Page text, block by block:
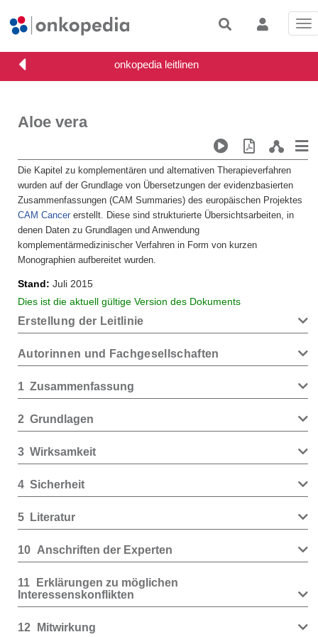
Aloe vera
Die Kapitel zu komplementären und alternativen Therapieverfahren
wurden auf der Grundlage von Übersetzungen der evidenzbasierten
Zusammenfassungen (CAM Summaries) des europäischen Projektes
CAM Cancer erstellt. Diese sind strukturierte Übersichtsarbeiten, in
denen Daten zu Grundlagen und Anwendung
komplementärmedizinischer Verfahren in Form von kurzen
Monographien aufbereitet wurden.
Stand
Juli 2015
Dies ist die aktuell gültige Version des Dokuments
Erstellung der Leitlinie
Autorinnen und Fachgesellschaften
1 Zusammenfassung
2 Grundlagen
3 Wirksamkeit
4 Sicherheit
5 Literatur
10 Anschriften der Experten
11
Erklärungen zu möglichen
Interessenskonflikten
12 Mitwirkung